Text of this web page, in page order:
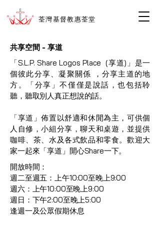
荃灣基督教惠荃堂
共享空間 - 享道
「S.L.P. Share Logos Place (享道)」是一
個彼此分享、凝聚關係 ，分享主道的地
方。「分享」不僅僅是說話，也包括聆
聽，聽取別人真正想說的話。
「享道」佈置以舒適和休閒為主，可供個
人自修，小組分享，聊天和桌遊，並提供
咖啡、茶、水及各式飲品和零食。歡迎大
家一起來「享道」開心Share一下。
開放時間：
週二至週五：上午10:00至晚上9:00
週六：上午10:00至晚上9:00
週日：下午2:00至晚上5:00
逢週一及公眾假期休息